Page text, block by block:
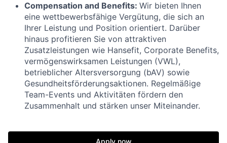
Compensation and Benefits: Wir bieten Ihnen
eine wettbewerbsfähige Vergütung, die sich an
Ihrer Leistung und Position orientiert. Darüber
hinaus profitieren Sie von attraktiven
Zusatzleistungen wie Hansefit, Corporate Benefits,
vermögenswirksamen Leistungen (VWL),
betrieblicher Altersversorgung (bAV) sowie
Gesundheitsförderungsaktionen. Regelmäßige
Team-Events und Aktivitäten fördern den
Zusammenhalt und stärken unser Miteinander.